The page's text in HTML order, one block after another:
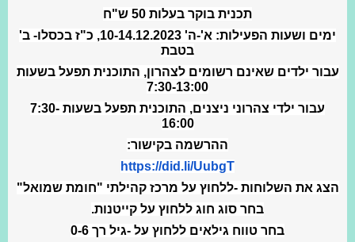
תכנית בוקר בעלות 50 ש"ח
ימים ושעות הפעילות: א'-ה' 10-14.12.2023, כ"ז בכסלו- ב'
בטבת
עבור ילדים שאינם רשומים לצהרון, התוכנית תפעל בשעות
7:30-13:00
עבור ילדי צהרוני ניצנים, התוכנית תפעל בשעות 7:30-
16:00
ההרשמה בקישור:
https://did.li/UubgT
הצג את השלוחות -ללחוץ על מרכז קהילתי "חומת שמואל"
בחר סוג חוג ללחוץ על קייטנות.
בחר טווח גילאים ללחוץ על -גיל רך 0-6